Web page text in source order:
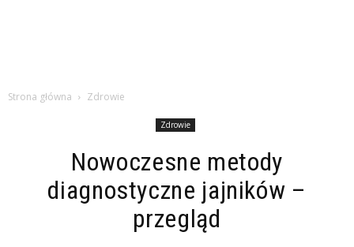
Strona główna Zdrowie
Zdrowie
Nowoczesne metody
diagnostyczne jajników –
przegląd